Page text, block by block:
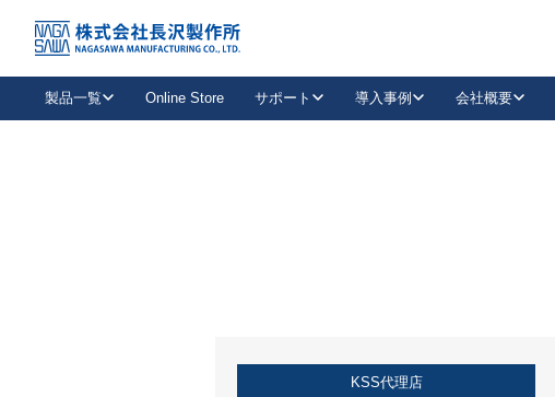
製品一覧
キーレックスを品番からお探しいただけます。
Online Store サポート
取扱店情報
導入事例
企業様採用事例
会社概要
KSS加盟店・取扱店情報
店舗一覧
KSS代理店